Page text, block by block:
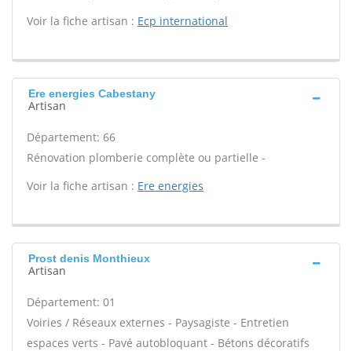
Voir la fiche artisan : Ecp international
Ere energies Cabestany
Artisan
Département: 66
Rénovation plomberie complète ou partielle -
Voir la fiche artisan : Ere energies
Prost denis Monthieux
Artisan
Département: 01
Voiries / Réseaux externes - Paysagiste - Entretien
espaces verts - Pavé autobloquant - Bétons décoratifs